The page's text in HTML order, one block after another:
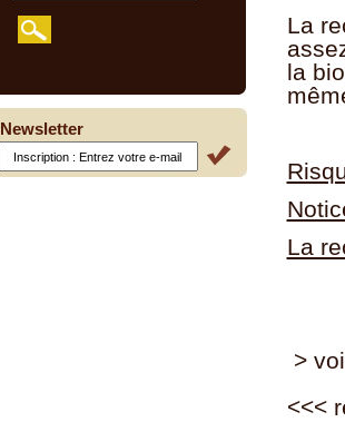
La
la
La
>
<<<
Newsletter